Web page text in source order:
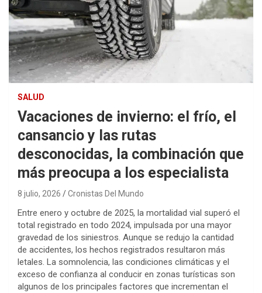
SALUD
Vacaciones de invierno: el frío, el
cansancio y las rutas
desconocidas, la combinación que
más preocupa a los especialista
8 julio, 2026 Cronistas Del Mundo
Entre enero y octubre de 2025, la mortalidad vial superó el
total registrado en todo 2024, impulsada por una mayor
gravedad de los siniestros. Aunque se redujo la cantidad
de accidentes, los hechos registrados resultaron más
letales. La somnolencia, las condiciones climáticas y el
exceso de confianza al conducir en zonas turísticas son
algunos de los principales factores que incrementan el